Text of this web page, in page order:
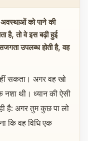
को पाने की
है, तो वे इस बढ़ी हुई
उपलब्ध होती है, वह
सकता। अगर वह खो
नशा थी। ध्यान की ऐसी
है: अगर तुम कुछ पा लो
कि वह विधि एक